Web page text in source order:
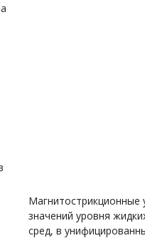
Магнитострикционные
значений уровня
сред, в